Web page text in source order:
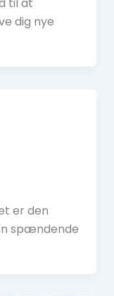
til at
dig nye
er den
spændende